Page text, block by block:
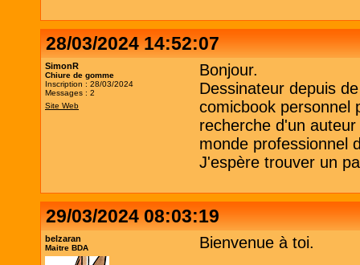
28/03/2024 14:52:07
SimonR
Chiure de gomme
Inscription : 28/03/2024
Messages : 2
Site Web
Bonjour.
Dessinateur depuis
comicbook personnel
recherche d'un
monde professionnel
J'espère trouver un
29/03/2024 08:03:19
belzaran
Maitre BDA Bienvenue à toi.